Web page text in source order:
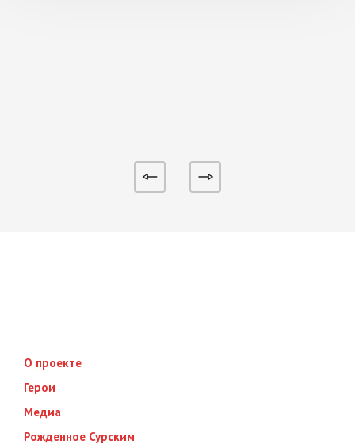
О проекте
Герои
Медиа
Рожденное Сурским